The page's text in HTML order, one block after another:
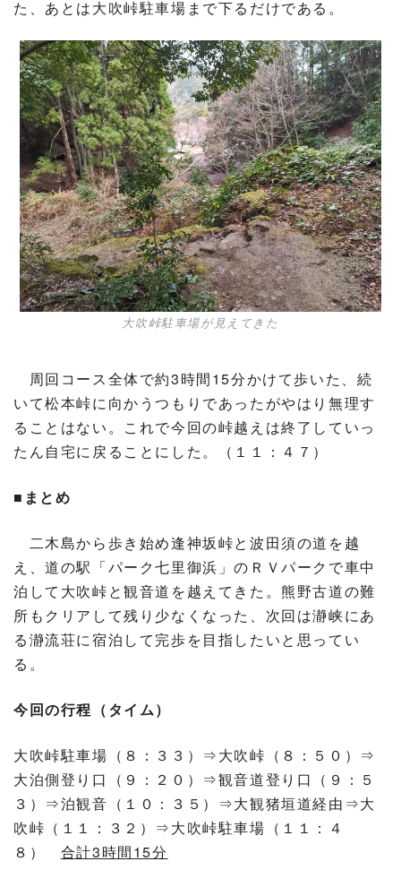
た、あとは大吹峠駐車場まで下るだけである。
大吹峠駐車場が見えてきた
周回コース全体で約3時間15分かけて歩いた、続
いて松本峠に向かうつもりであったがやはり無理す
ることはない。これで今回の峠越えは終了していっ
たん自宅に戻ることにした。（１１：４７）
■まとめ
二木島から歩き始め逢神坂峠と波田須の道を越
え、道の駅「パーク七里御浜」のＲＶパークで車中
泊して大吹峠と観音道を越えてきた。熊野古道の難
所もクリアして残り少なくなった、次回は瀞峡にあ
る瀞流荘に宿泊して完歩を目指したいと思ってい
る。
今回の行程（タイム）
大吹峠駐車場（８：３３）⇒大吹峠（８：５０）⇒
大泊側登り口（９：２０）⇒観音道登り口（９：５
３）⇒泊観音（１０：３５）⇒大観猪垣道経由⇒大
吹峠（１１：３２）⇒大吹峠駐車場（１１：４
８） 合計3時間15分